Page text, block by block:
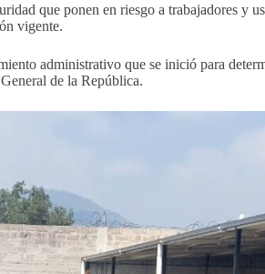
que ponen en riesgo a trabajadores y
vigente.
administrativo que se inició para
de la República.